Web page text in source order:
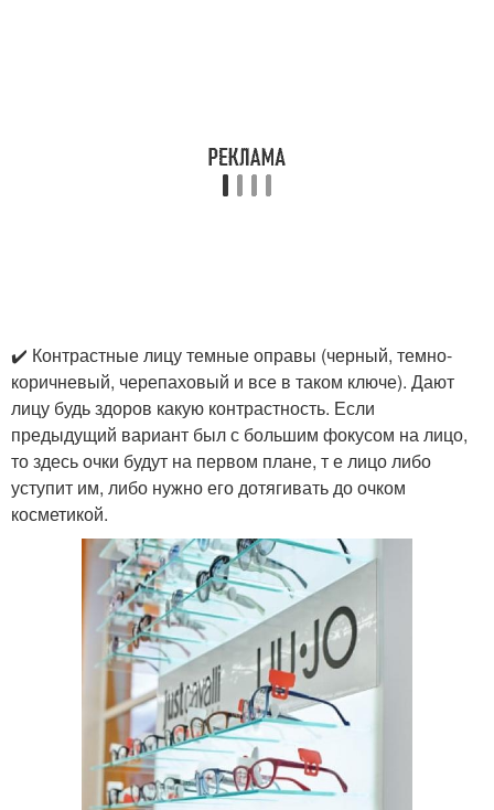
✔️ Контрастные лицу темные оправы (черный, темно-
коричневый, черепаховый и все в таком ключе). Дают
лицу будь здоров какую контрастность. Если
предыдущий вариант был с большим фокусом на лицо,
то здесь очки будут на первом плане, т е лицо либо
уступит им, либо нужно его дотягивать до очком
косметикой.